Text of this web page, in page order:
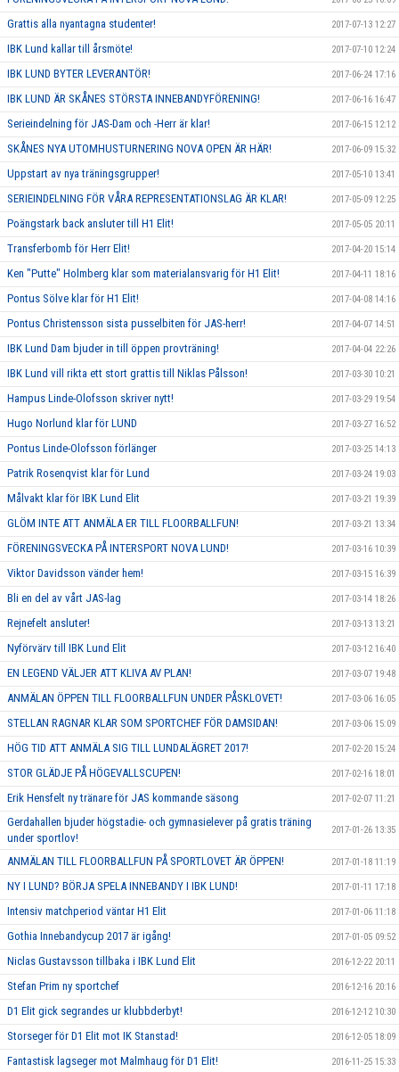
Grattis alla nyantagna studenter! 2017-07-13 12:27
IBK Lund kallar till årsmöte! 2017-07-10 12:24
IBK LUND BYTER LEVERANTÖR! 2017-06-24 17:16
IBK LUND ÄR SKÅNES STÖRSTA INNEBANDYFÖRENING! 2017-06-16 16:47
Serieindelning för JAS-Dam och -Herr är klar! 2017-06-15 12:12
SKÅNES NYA UTOMHUSTURNERING NOVA OPEN ÄR HÄR! 2017-06-09 15:32
Uppstart av nya träningsgrupper! 2017-05-10 13:41
SERIEINDELNING FÖR VÅRA REPRESENTATIONSLAG ÄR KLAR! 2017-05-09 12:25
Poängstark back ansluter till H1 Elit! 2017-05-05 20:11
Transferbomb för Herr Elit! 2017-04-20 15:14
Ken "Putte" Holmberg klar som materialansvarig för H1 Elit! 2017-04-11 18:16
Pontus Sölve klar för H1 Elit! 2017-04-08 14:16
Pontus Christensson sista pusselbiten för JAS-herr! 2017-04-07 14:51
IBK Lund Dam bjuder in till öppen provträning! 2017-04-04 22:26
IBK Lund vill rikta ett stort grattis till Niklas Pålsson! 2017-03-30 10:21
Hampus Linde-Olofsson skriver nytt! 2017-03-29 19:54
Hugo Norlund klar för LUND 2017-03-27 16:52
Pontus Linde-Olofsson förlänger 2017-03-25 14:13
Patrik Rosenqvist klar för Lund 2017-03-24 19:03
Målvakt klar för IBK Lund Elit 2017-03-21 19:39
GLÖM INTE ATT ANMÄLA ER TILL FLOORBALLFUN! 2017-03-21 13:34
FÖRENINGSVECKA PÅ INTERSPORT NOVA LUND! 2017-03-16 10:39
Viktor Davidsson vänder hem! 2017-03-15 16:39
Bli en del av vårt JAS-lag 2017-03-14 18:26
Rejnefelt ansluter! 2017-03-13 13:21
Nyförvärv till IBK Lund Elit 2017-03-12 16:40
EN LEGEND VÄLJER ATT KLIVA AV PLAN! 2017-03-07 19:48
ANMÄLAN ÖPPEN TILL FLOORBALLFUN UNDER PÅSKLOVET! 2017-03-06 16:05
STELLAN RAGNAR KLAR SOM SPORTCHEF FÖR DAMSIDAN! 2017-03-06 15:09
HÖG TID ATT ANMÄLA SIG TILL LUNDALÄGRET 2017! 2017-02-20 15:24
STOR GLÄDJE PÅ HÖGEVALLSCUPEN! 2017-02-16 18:01
Erik Hensfelt ny tränare för JAS kommande säsong 2017-02-07 11:21
Gerdahallen bjuder högstadie- och gymnasielever på gratis träning
under sportlov!
2017-01-26 13:35
ANMÄLAN TILL FLOORBALLFUN PÅ SPORTLOVET ÄR ÖPPEN! 2017-01-18 11:19
NY I LUND? BÖRJA SPELA INNEBANDY I IBK LUND! 2017-01-11 17:18
Intensiv matchperiod väntar H1 Elit 2017-01-06 11:18
Gothia Innebandycup 2017 är igång! 2017-01-05 09:52
Niclas Gustavsson tillbaka i IBK Lund Elit 2016-12-22 20:11
Stefan Prim ny sportchef 2016-12-16 20:16
D1 Elit gick segrandes ur klubbderbyt! 2016-12-12 10:30
Storseger för D1 Elit mot IK Stanstad! 2016-12-05 18:09
Fantastisk lagseger mot Malmhaug för D1 Elit! 2016-11-25 15:33